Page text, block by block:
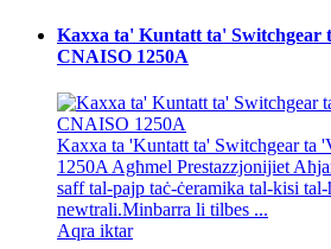
Kaxxa ta' Kuntatt ta' Switchgear
CNAISO 1250A
Kaxxa ta 'Kuntatt ta' Switchgear ta
1250A Agħmel Prestazzjonijiet
saff tal-pajp taċ-ċeramika tal-kisi
newtrali.Minbarra li tilbes ...
Aqra iktar